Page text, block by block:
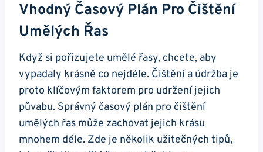
Vhodný Časový Plán Pro Čištění
Umělých Řas
Když si pořizujete umělé řasy, chcete, aby
vypadaly krásně co nejdéle. Čištění a údržba je
proto klíčovým faktorem pro udržení jejich
půvabu. Správný časový plán pro čištění
umělých řas může zachovat jejich krásu
mnohem déle. Zde je několik užitečných tipů,